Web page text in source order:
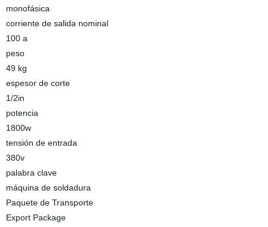
monofásica
corriente de salida nominal
100 a
peso
49 kg
espesor de corte
1/2in
potencia
1800w
tensión de entrada
380v
palabra clave
máquina de soldadura
Paquete de Transporte
Export Package